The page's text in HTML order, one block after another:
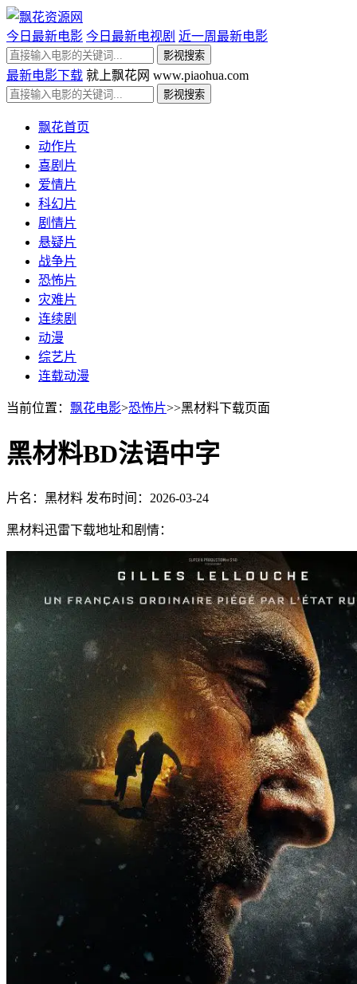
今日最新电影 今日最新电视剧 近一周最新电影
最新电影下载 就上飘花网 www.piaohua.com
飘花首页
动作片
喜剧片
爱情片
科幻片
剧情片
悬疑片
战争片
恐怖片
灾难片
连续剧
动漫
综艺片
连载动漫
当前位置： 飘花电影>恐怖片>>黑材料下载页面
黑材料BD法语中字
片名：黑材料 发布时间：2026-03-24
黑材料迅雷下载地址和剧情：